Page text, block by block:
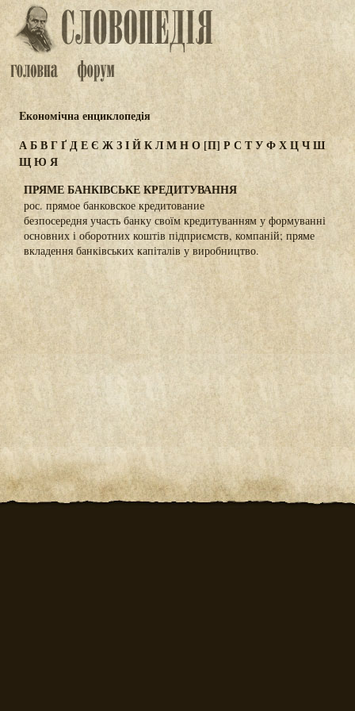
Eкономічна енциклопедія
АБВГҐДЕЄ ЖЗІЙКЛМНО[П] Р С ТУФХЦЧШ
ЩЮ Я
ПРЯМЕ БАНКІВСЬКЕ КРЕДИТУВАННЯ
рос. прямое банковское кредитование
безпосередня участь банку своїм кредитуванням у формуванні
основних і оборотних коштів підприємств, компаній; пряме
вкладення банківських капіталів у виробництво.